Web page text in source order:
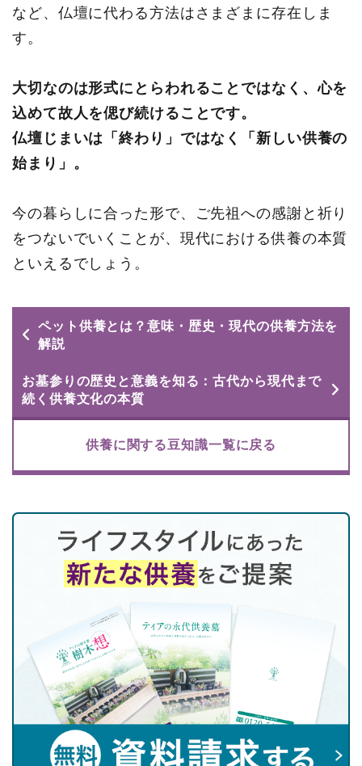
など、仏壇に代わる方法はさまざまに存在しま
す。
大切なのは形式にとらわれることではなく、心を
込めて故人を偲び続けることです。
仏壇じまいは「終わり」ではなく「新しい供養の
始まり」。
今の暮らしに合った形で、ご先祖への感謝と祈り
をつないでいくことが、現代における供養の本質
といえるでしょう。
ペット供養とは？意味・歴史・現代の供養方法を
解説
供養に関する豆知識一覧に戻る
お墓参りの歴史と意義を知る：古代から現代まで
続く供養文化の本質